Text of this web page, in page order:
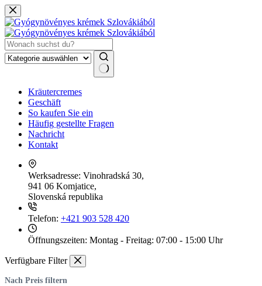
Zum
Inhalt
springen
ErgebnisseKräutercremes
Geschäft
So kaufen Sie ein
Häufig gestellte Fragen
Nachricht
Kontakt
Werksadresse: Vinohradská 30,
941 06 Komjatice,
Slovenská republika
Telefon: +421 903 528 420
Öffnungszeiten: Montag - Freitag: 07:00 - 15:00 Uhr
Verfügbare Filter
Nach Preis filtern